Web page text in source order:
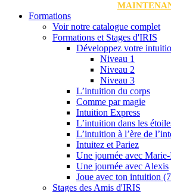
Formations
Voir notre catalogue complet
Formations et Stages d'IRIS
Développez votre
Niveau 1
Niveau 2
Niveau 3
L’intuition du corps
Comme par magie
Intuition Express
L’intuition dans les
L’intuition à l’ère de
Intuitez et Pariez
Une journée avec
Une journée avec Alexis
Joue avec ton intuition
Stages des Amis d'IRIS